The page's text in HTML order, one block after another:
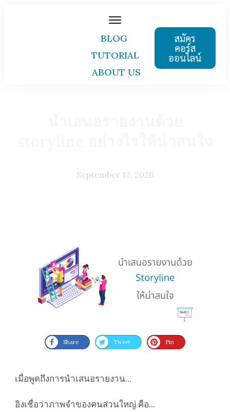
BLOG
TUTORIAL
ABOUT US
สมัคร
คอร์ส
ออนไลน์
September 12, 2020
Share Tweet Pin
เมื่อพูดถึงการนำเสนอรายงาน...
อิงเชื่อว่าภาพจำของคนส่วนใหญ่ คือ...